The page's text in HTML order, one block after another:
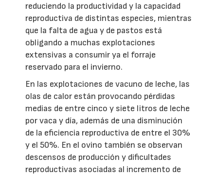
reduciendo la productividad y la capacidad
reproductiva de distintas especies, mientras
que la falta de agua y de pastos está
obligando a muchas explotaciones
extensivas a consumir ya el forraje
reservado para el invierno.
En las explotaciones de vacuno de leche, las
olas de calor están provocando pérdidas
medias de entre cinco y siete litros de leche
por vaca y día, además de una disminución
de la eficiencia reproductiva de entre el 30%
y el 50%. En el ovino también se observan
descensos de producción y dificultades
reproductivas asociadas al incremento de